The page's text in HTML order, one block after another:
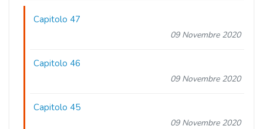
Capitolo 47
09 Novembre 2020
Capitolo 46
09 Novembre 2020
Capitolo 45
09 Novembre 2020